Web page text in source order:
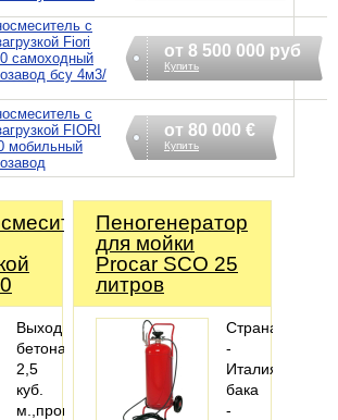
с
Fiori
самоходный
бсу 4м3/
от 8 500 000 руб
Купить
с
FIORI
мобильный
от 80 000 €
Купить
Выход
бетона
2,5
куб.
м.,производительность
Пеногенератор
для мойки
Procar SCO 25
литров
Страна
-
ИталияОбьем
бака
-